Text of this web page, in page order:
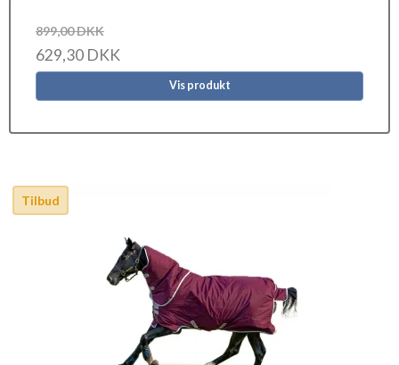
899,00 DKK
629,30 DKK
Vis produkt
Tilbud